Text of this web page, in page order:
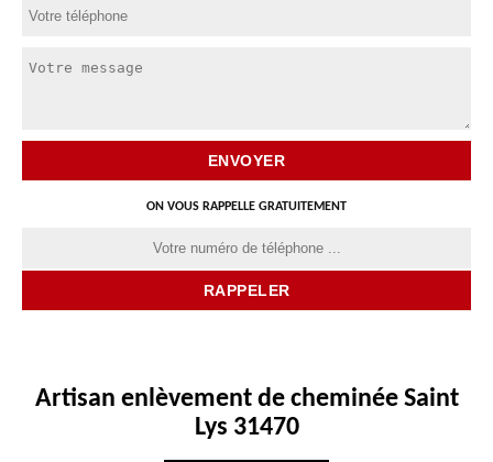
ON VOUS RAPPELLE GRATUITEMENT
Artisan enlèvement de cheminée Saint
Lys 31470